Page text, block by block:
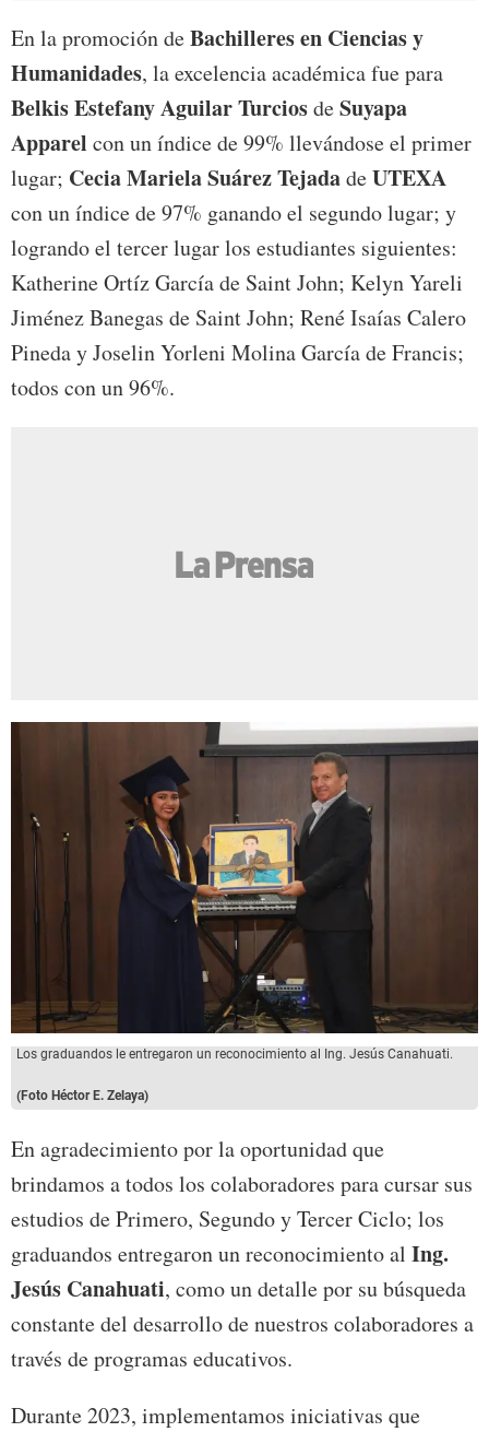
En la promoción deBachilleres en Ciencias y
Humanidades, la excelencia académica fue para
Belkis Estefany Aguilar TurciosdeSuyapa
Apparel con un índice de 99% llevándose el primer
lugar; Cecia Mariela Suárez TejadadeUTEXA
con un índice de 97% ganando el segundo lugar; y
logrando el tercer lugar los estudiantes siguientes:
Katherine Ortíz García de Saint John; Kelyn Yareli
Jiménez Banegas de Saint John; René Isaías Calero
Pineda y Joselin Yorleni Molina García de Francis;
todos con un 96%.
Los graduandos le entregaron un reconocimiento al Ing. Jesús Canahuati.
(Foto Héctor E. Zelaya)
En agradecimiento por la oportunidad que
brindamos a todos los colaboradores para cursar sus
estudios de Primero, Segundo y Tercer Ciclo; los
graduandos entregaron un reconocimiento al Ing.
Jesús Canahuati, como un detalle por su búsqueda
constante del desarrollo de nuestros colaboradores a
través de programas educativos.
Durante 2023, implementamos iniciativas que